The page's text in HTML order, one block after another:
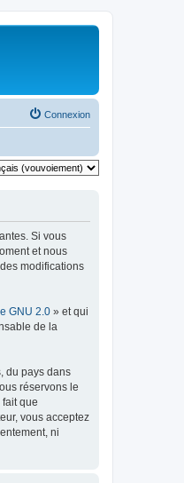
Connexion
Si vous
et nous
modifications
GNU 2.0 » et qui
de la
du pays dans
réservons le
que
vous acceptez
ni